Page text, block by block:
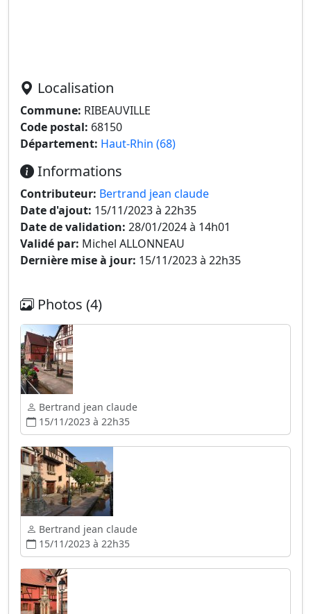
Localisation
Commune: RIBEAUVILLE
Code postal: 68150
Département: Haut-Rhin (68)
Informations
Contributeur: Bertrand jean claude
Date d'ajout: 15/11/2023 à 22h35
Date de validation: 28/01/2024 à 14h01
Validé par: Michel ALLONNEAU
Dernière mise à jour: 15/11/2023 à 22h35
Photos (4)
Bertrand jean claude
15/11/2023 à 22h35
Bertrand jean claude
15/11/2023 à 22h35